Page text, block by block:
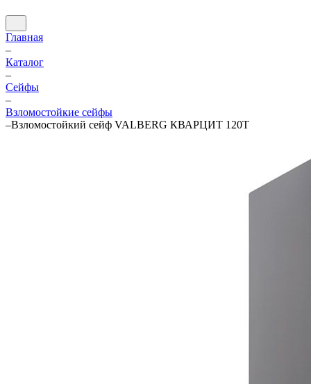
Главная
–
Каталог
–
Cейфы
–
Взломостойкие сейфы
–Взломостойкий сейф VALBERG КВАРЦИТ 120Т